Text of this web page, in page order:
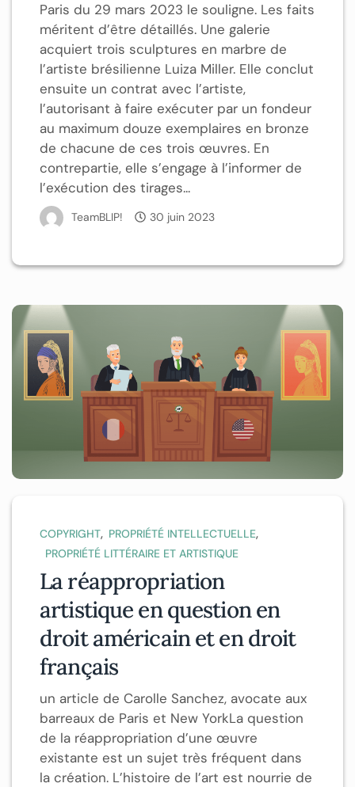
Paris du 29 mars 2023 le souligne. Les faits
méritent d’être détaillés. Une galerie
acquiert trois sculptures en marbre de
l’artiste brésilienne Luiza Miller. Elle conclut
ensuite un contrat avec l’artiste,
l’autorisant à faire exécuter par un fondeur
au maximum douze exemplaires en bronze
de chacune de ces trois œuvres. En
contrepartie, elle s’engage à l’informer de
l’exécution des tirages...
TeamBLIP! 30 juin 2023
COPYRIGHT, PROPRIÉTÉ INTELLECTUELLE,
PROPRIÉTÉ LITTÉRAIRE ET ARTISTIQUE
La réappropriation
artistique en question en
droit américain et en droit
français
un article de Carolle Sanchez, avocate aux
barreaux de Paris et New YorkLa question
de la réappropriation d’une œuvre
existante est un sujet très fréquent dans
la création. L’histoire de l’art est nourrie de